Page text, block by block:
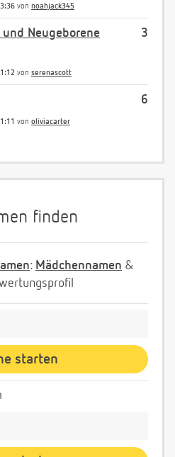
von noahjack345
3
Neugeborene
von serenascott
6
von oliviacarter
finden
: Mädchennamen &